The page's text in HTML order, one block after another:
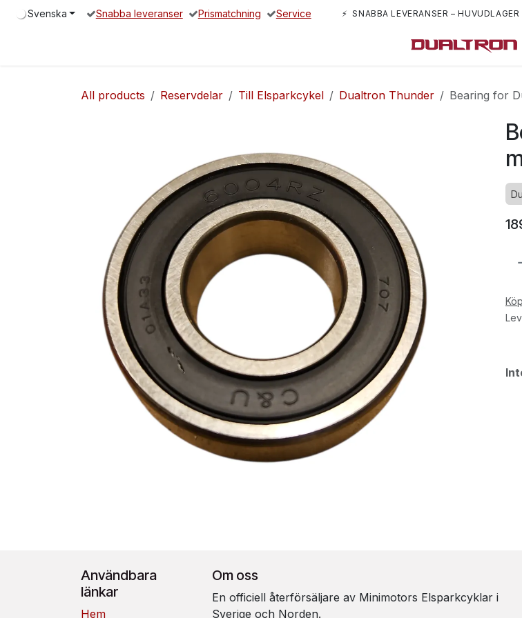
Hoppa till innehåll
Svenska Snabba leveranser Prismatchning Service ⚡ SNABBA LEVERANSER –
All products Reservdelar Till Elsparkcykel Dualtron Thunder Bearing for
Användbara
länkar
Hem
Om oss
En officiell återförsäljare av Minimotors Elsparkcyklar i
Sverige och Norden.